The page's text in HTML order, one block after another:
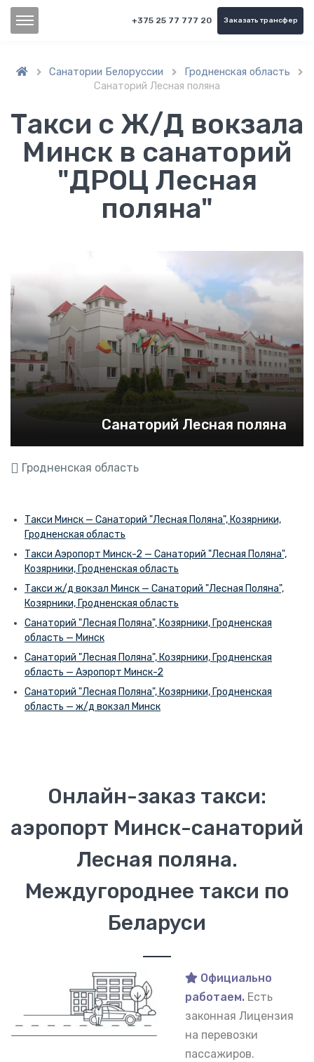
+375 25 77 777 20 Заказать трансфер
 Санатории Белоруссии  Гродненская область 
Санаторий Лесная поляна
Такси с Ж/Д вокзала
Минск в санаторий
"ДРОЦ Лесная
поляна"
Санаторий Лесная поляна
Гродненская область
Такси Минск — Санаторий "Лесная Поляна", Козярники,
Гродненская область
Такси Аэропорт Минск-2 — Санаторий "Лесная Поляна",
Козярники, Гродненская область
Такси ж/д вокзал Минск — Санаторий "Лесная Поляна",
Козярники, Гродненская область
Санаторий "Лесная Поляна", Козярники, Гродненская
область — Минск
Санаторий "Лесная Поляна", Козярники, Гродненская
область — Аэропорт Минск-2
Санаторий "Лесная Поляна", Козярники, Гродненская
область — ж/д вокзал Минск
Онлайн-заказ такси:
аэропорт Минск-санаторий
Лесная поляна.
Междугороднее такси по
Беларуси
Официально
работаем. Есть
законная Лицензия
на перевозки
пассажиров.